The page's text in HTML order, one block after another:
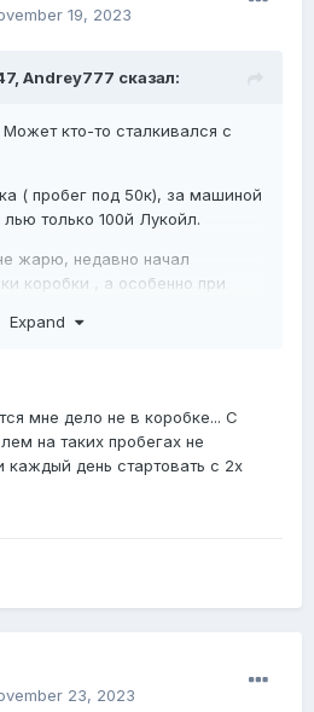
19, 2023
Andrey777 сказал:
кто-то сталкивался с
( пробег под 50к), за машиной
только 100й Лукойл.
жарю, недавно начал
коробки , а особенно при
передачу + иногда при
передачи ( благо
и перезапустил двигатель,
не появлялась).
( оно было прям в плохом
+ поменять масло и
( думаю это вредил
что хуже точно не
Expand
мне дело не в коробке... С
на таких пробегах не
день стартовать с 2х
23, 2023